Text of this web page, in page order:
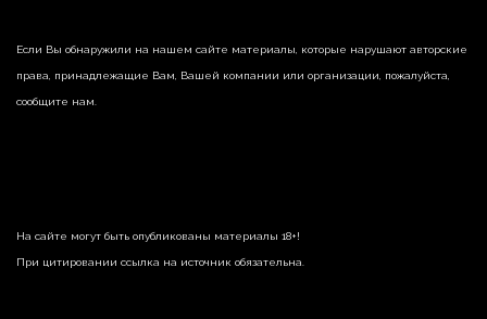
Если Вы обнаружили на нашем сайте материалы, которые нарушают авторские
права, принадлежащие Вам, Вашей компании или организации, пожалуйста,
сообщите нам.
На сайте могут быть опубликованы материалы 18+!
При цитировании ссылка на источник обязательна.